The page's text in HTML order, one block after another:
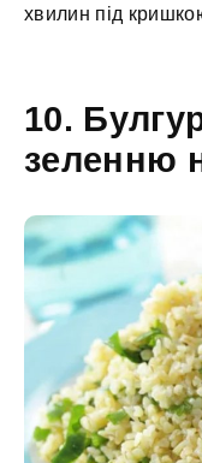
хвилин під
10.
зеленню